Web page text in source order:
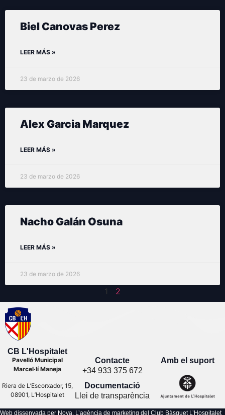
Biel Canovas Perez
LEER MÁS »
23 de marzo de 2026
Alex Garcia Marquez
LEER MÁS »
23 de marzo de 2026
Nacho Galán Osuna
LEER MÁS »
23 de marzo de 2026
1 2
CB L'Hospitalet
Pavelló Municipal
Marcel·lí Maneja
Riera de L’Escorxador, 15,
08901, L’Hospitalet
Contacte
+34 933 375 672
Documentació
Llei de transparència
Amb el suport
Web dissenyada per Nova. L’agència de marketing del Club Bàsquet L’Hospitalet